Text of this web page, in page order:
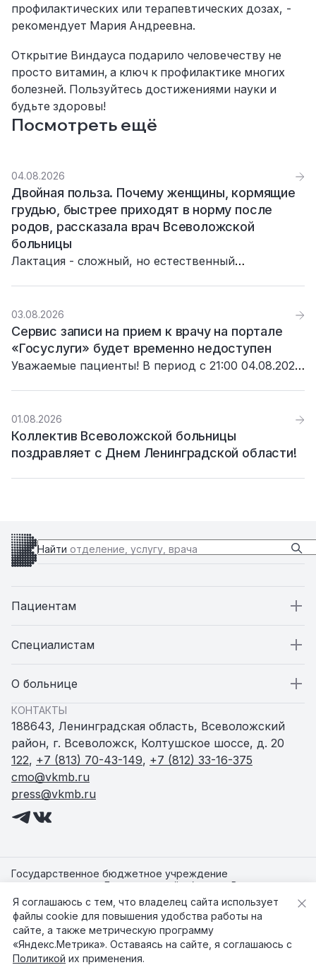
Я соглашаюсь с тем, что владелец сайта использует
файлы cookie для повышения удобства работы на
сайте, а также метрическую программу
«Яндекс.Метрика». Оставаясь на сайте, я соглашаюсь с
Политикой их применения.
профилактических или терапевтических дозах, -
рекомендует Мария Андреевна.
Открытие Виндауса подарило человечеству не
просто витамин, а ключ к профилактике многих
болезней. Пользуйтесь достижениями науки и
будьте здоровы!
Посмотреть ещё
04.08.2026
Двойная польза. Почему женщины, кормящие
грудью, быстрее приходят в норму после
родов, рассказала врач Всеволожской
больницы
Лактация - сложный, но естественный
помогает маме восстановиться после родов.
03.08.2026
Сервис записи на прием к врачу на портале
«Госуслуги» будет временно недоступен
Уважаемые пациенты! В период с 21:00 04.08.2026
связи с проведением плановых технических
работ.
01.08.2026
Коллектив Всеволожской больницы
поздравляет с Днем Ленинградской области!
Найти отделение, услугу, врача
Пациентам
Пациентам
Стационар
Поликлиники
Амбулатории и ФАПы
Родильный дом
Центр здоровья
Медицинские сотрудники
Специалистам
Специалистам
Вакансии
Статьи
О больнице
О больнице
Пресс-служба
Новости
Контакты
КОНТАКТЫ
188643, Ленинградская область, Всеволожский
район, г. Всеволожск, Колтушское шоссе, д. 20
122, +7 (813) 70-43-149, +7 (812) 33-16-375
cmo@vkmb.ru
press@vkmb.ru
Государственное бюджетное учреждение
здравоохранения Ленинградской области «Всеволожская
клиническая межрайонная больница»
© 2026ГБУЗ ЛО "Всеволожская КМБ"
Старая версия сайта
Политика конфиденциальности
Карта сайта